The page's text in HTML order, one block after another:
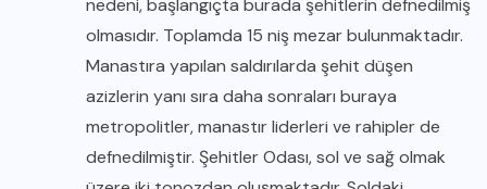
nedeni, başlangıçta burada şehitlerin defnedilmiş
olmasıdır. Toplamda 15 niş mezar bulunmaktadır.
Manastıra yapılan saldırılarda şehit düşen
azizlerin yanı sıra daha sonraları buraya
metropolitler, manastır liderleri ve rahipler de
defnedilmiştir. Şehitler Odası, sol ve sağ olmak